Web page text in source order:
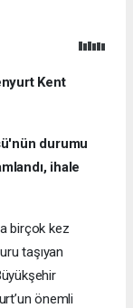
Kent
durumu
ihale
birçok kez
taşıyan
önemli